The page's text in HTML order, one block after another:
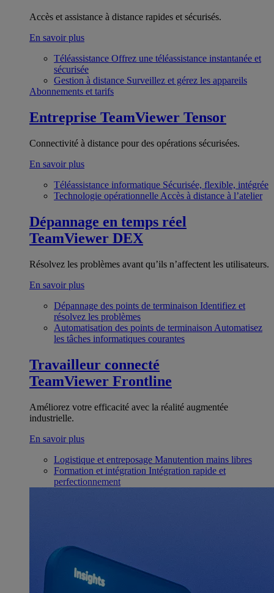
Accès et assistance à distance rapides et sécurisés.
En savoir plus
Téléassistance Offrez une téléassistance instantanée et
sécurisée
Gestion à distance Surveillez et gérez les appareils
Abonnements et tarifs
Entreprise TeamViewer Tensor
Connectivité à distance pour des opérations sécurisées.
En savoir plus
Téléassistance informatique Sécurisée, flexible, intégrée
Technologie opérationnelle Accès à distance à l’atelier
Dépannage en temps réel
TeamViewer DEX
Résolvez les problèmes avant qu’ils n’affectent les utilisateurs.
En savoir plus
Dépannage des points de terminaison Identifiez et
résolvez les problèmes
Automatisation des points de terminaison Automatisez
les tâches informatiques courantes
Travailleur connecté
TeamViewer Frontline
Améliorez votre efficacité avec la réalité augmentée
industrielle.
En savoir plus
Logistique et entreposage Manutention mains libres
Formation et intégration Intégration rapide et
perfectionnement